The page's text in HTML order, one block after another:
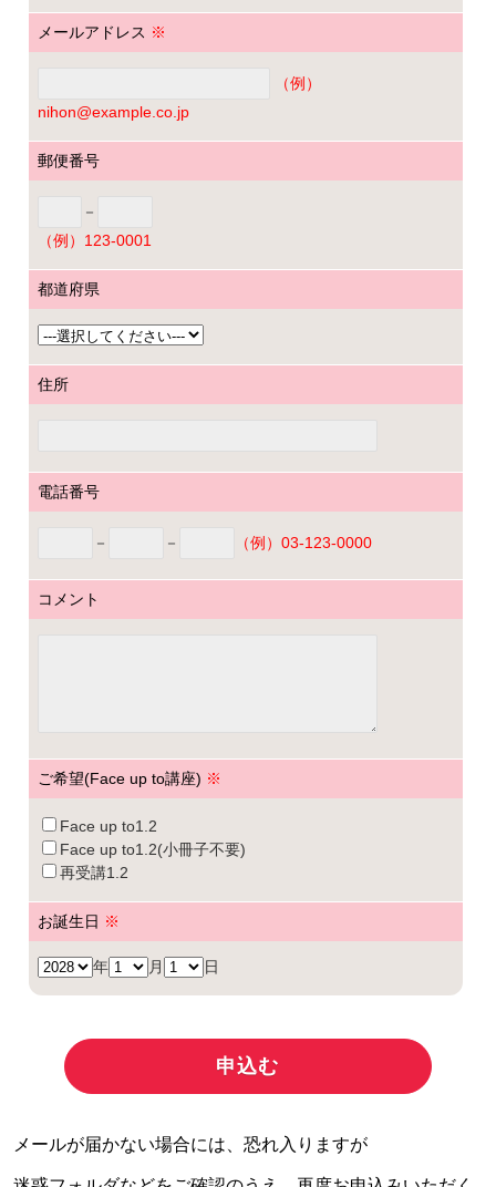
メールアドレス ※
（例）
nihon@example.co.jp
郵便番号
－
（例）123-0001
都道府県
住所
電話番号
－ － （例）03-123-0000
コメント
ご希望(Face up to講座) ※
Face up to1.2
Face up to1.2(小冊子不要)
再受講1.2
お誕生日 ※
年 月 日
メールが届かない場合には、恐れ入りますが